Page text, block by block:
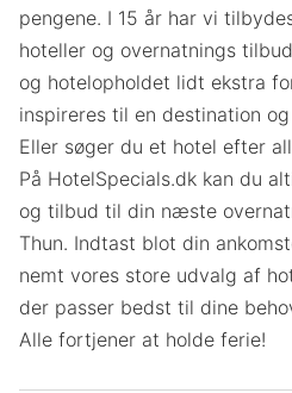
pengene. I 15 år har vi
hoteller og overnatnings
og hotelopholdet lidt ekstra
inspireres til en destination
Eller søger du et hotel efter
På HotelSpecials.dk kan du
og tilbud til din næste
Thun. Indtast blot din
nemt vores store udvalg af
der passer bedst til dine
Alle fortjener at holde ferie!